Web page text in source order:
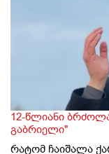
12-წლიანი
გაბრიელი"
რატომ ჩაიშალა